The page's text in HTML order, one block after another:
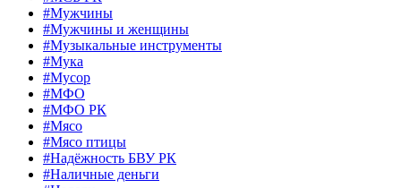
#Мужчины
#Мужчины и женщины
#Музыкальные инструменты
#Мука
#Мусор
#МФО
#МФО РК
#Мясо
#Мясо птицы
#Надёжность БВУ РК
#Наличные деньги